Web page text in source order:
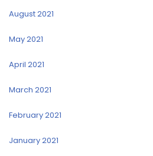
August 2021
May 2021
April 2021
March 2021
February 2021
January 2021